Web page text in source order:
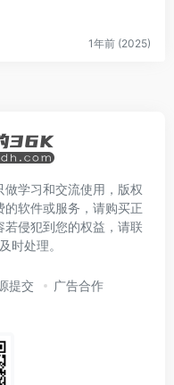
1年前 (2025)
学习和交流使用，版权
软件或服务，请购买正
侵犯到您的权益，请联
时处理。
提交 广告合作